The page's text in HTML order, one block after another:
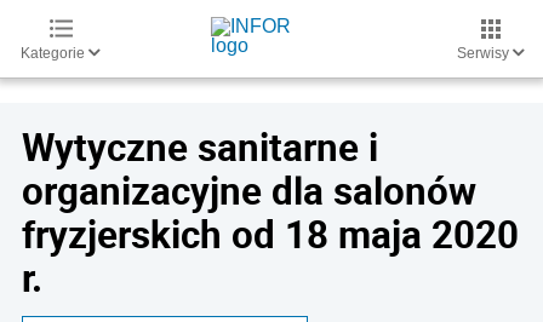
Kategorie Serwisy
Wytyczne sanitarne i
organizacyjne dla salonów
fryzjerskich od 18 maja 2020
r.